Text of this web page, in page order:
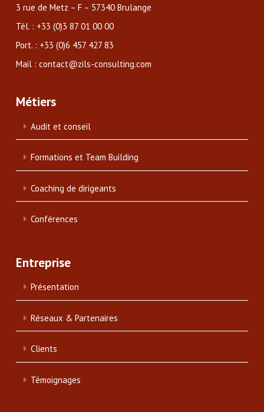
3 rue de Metz – F – 57340 Brulange
Tél. : +33 (0)3 87 01 00 00
Port. : +33 (0)6 457 427 83
Mail : contact@zils-consulting.com
Métiers
Audit et conseil
Formations et Team Building
Coaching de dirigeants
Conférences
Entreprise
Présentation
Réseaux & Partenaires
Clients
Témoignages